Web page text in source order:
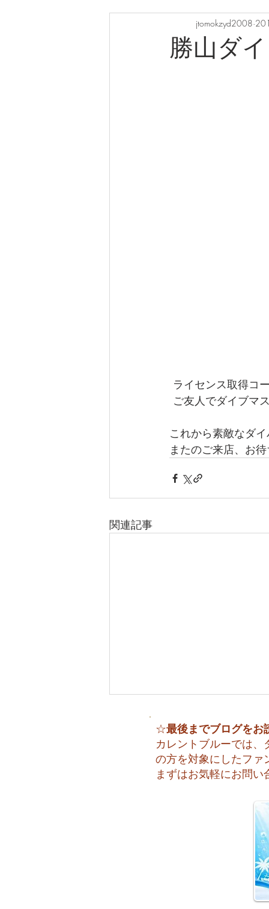
勝山ダ
jtomokzyd2008
ライセンス取得コ
ご友人でダイブマ
これから素敵なダ
またのご来店、お
関連記事
夏本番！明日からお泊まり海
☆最後までブログを
カレントブルーでは
の方を対象にしたファ
まずはお気軽にお問